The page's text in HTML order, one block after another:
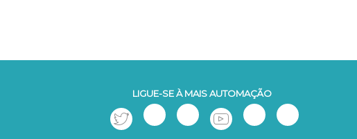
LIGUE-SE À MAIS AUTOMAÇÃO